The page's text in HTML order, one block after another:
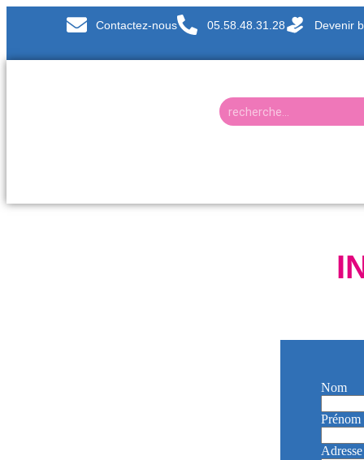
Contactez-nous 05.58.48.31.28 Devenir
Nom
Prénom